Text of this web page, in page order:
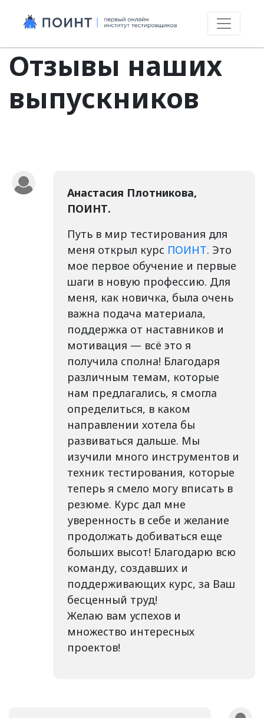
Отзывы наших
выпускников
Анастасия Плотникова,
ПОИНТ.
Путь в мир тестирования для
меня открыл курс ПОИНТ. Это
мое первое обучение и первые
шаги в новую профессию. Для
меня, как новичка, была очень
важна подача материала,
поддержка от наставников и
мотивация — всё это я
получила сполна! Благодаря
различным темам, которые
нам предлагались, я смогла
определиться, в каком
направлении хотела бы
развиваться дальше. Мы
изучили много инструментов и
техник тестирования, которые
теперь я смело могу вписать в
резюме. Курс дал мне
уверенность в себе и желание
продолжать добиваться еще
больших высот! Благодарю всю
команду, создавших и
поддерживающих курс, за Ваш
бесценный труд!
Желаю вам успехов и
множество интересных
проектов!